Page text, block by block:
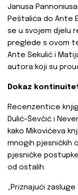
Janusa
Peštalića do Ante
se u svojem djelu
preglede s ovom
Ante Sekulić i
autora koji su
Dokaz
Recenzentice
Dulić-Ševčić i
kako Mikovićeva
mnogih pjesničkih
pjesničke
od ostalih.
„Priznajući